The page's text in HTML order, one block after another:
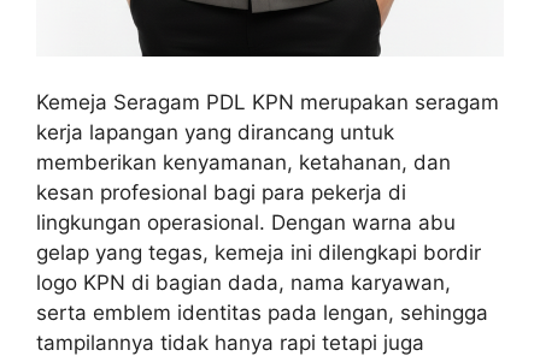
Kemeja Seragam PDL KPN merupakan seragam
kerja lapangan yang dirancang untuk
memberikan kenyamanan, ketahanan, dan
kesan profesional bagi para pekerja di
lingkungan operasional. Dengan warna abu
gelap yang tegas, kemeja ini dilengkapi bordir
logo KPN di bagian dada, nama karyawan,
serta emblem identitas pada lengan, sehingga
tampilannya tidak hanya rapi tetapi juga